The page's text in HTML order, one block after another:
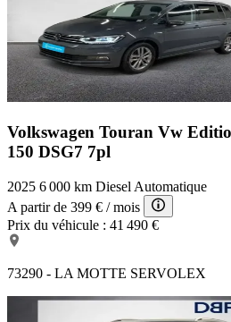
Volkswagen Touran Vw
150 DSG7 7pl
2025 6 000 km Diesel Automatique
A partir de 399 € / mois
Prix du véhicule : 41 490 €
73290 - LA MOTTE SERVOLEX